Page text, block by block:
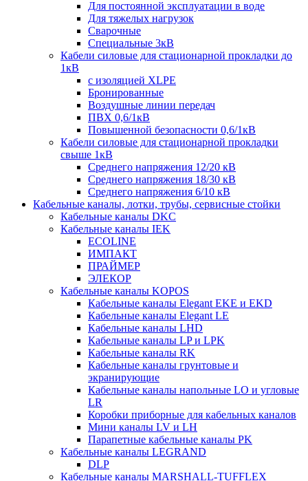
Для постоянной эксплуатации в воде
Для тяжелых нагрузок
Сварочные
Специальные 3кВ
Кабели силовые для стационарной прокладки до
1кВ
c изоляцией XLPE
Бронированные
Воздушные линии передач
ПВХ 0,6/1кВ
Повышенной безопасности 0,6/1кВ
Кабели силовые для стационарной прокладки
свыше 1кВ
Среднего напряжения 12/20 кВ
Среднего напряжения 18/30 кВ
Среднего напряжения 6/10 кВ
Кабельные каналы, лотки, трубы, сервисные стойки
Кабельные каналы DKC
Кабельные каналы IEK
ECOLINE
ИМПАКТ
ПРАЙМЕР
ЭЛЕКОР
Кабельные каналы KOPOS
Кабельные каналы Elegant EKE и EKD
Кабельные каналы Elegant LE
Кабельные каналы LHD
Кабельные каналы LP и LPK
Кабельные каналы RK
Кабельные каналы грунтовые и
экранирующие
Кабельные каналы напольные LO и угловые
LR
Коробки приборные для кабельных каналов
Мини каналы LV и LH
Парапетные кабельные каналы PK
Кабельные каналы LEGRAND
DLP
Кабельные каналы MARSHALL-TUFFLEX